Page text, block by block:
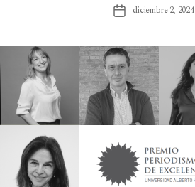
diciembre 2, 2024